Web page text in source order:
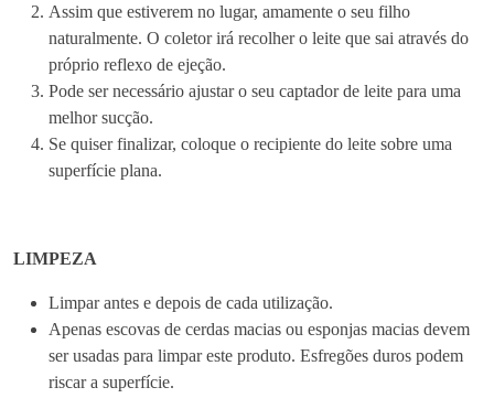
Assim que estiverem no lugar, amamente o seu filho
naturalmente. O coletor irá recolher o leite que sai através do
próprio reflexo de ejeção.
Pode ser necessário ajustar o seu captador de leite para uma
melhor sucção.
Se quiser finalizar, coloque o recipiente do leite sobre uma
superfície plana.
LIMPEZA
Limpar antes e depois de cada utilização.
Apenas escovas de cerdas macias ou esponjas macias devem
ser usadas para limpar este produto. Esfregões duros podem
riscar a superfície.